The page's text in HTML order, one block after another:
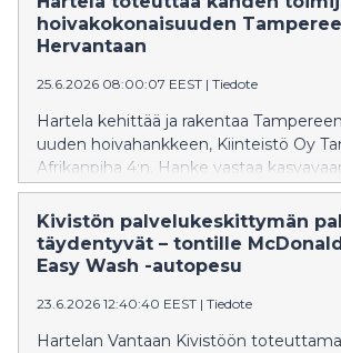
hoivakokonaisuuden
Hervantaan
25.6.2026 08:00:07 EEST | Tiedote
Hartela kehittää ja rakentaa
uuden hoivahankkeen, Kiinteistö Oy
Afrikanpiha 4:n. Hanke vastaa
hoivapalveluiden tarpeeseen ja
alueen monipuolista ja kehittyvää
Kivistön palvelukeskittymän
täydentyvät – tontille
Easy Wash -autopesu
23.6.2026 12:40:40 EEST | Tiedote
Hartelan Vantaan Kivistöön toteuttama